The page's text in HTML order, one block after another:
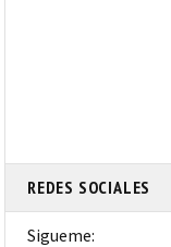
REDES SOCIALES
Sigueme: